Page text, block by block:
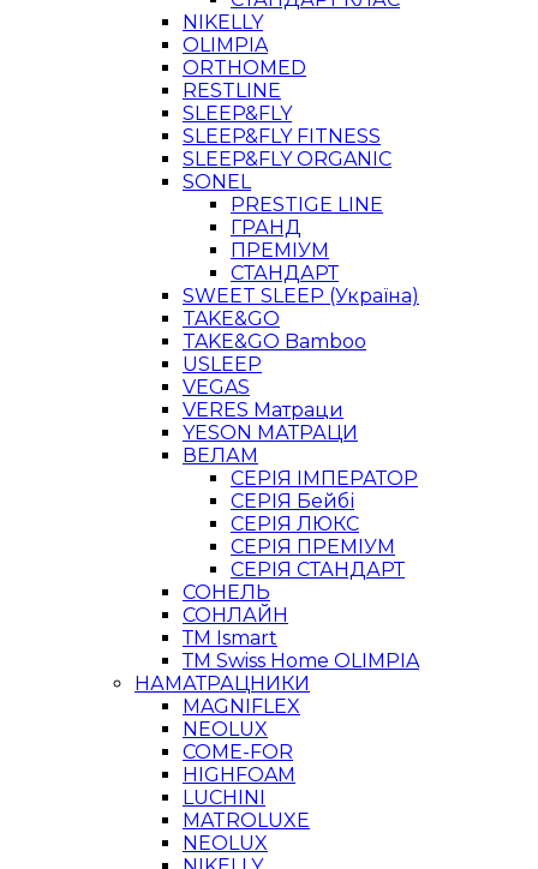
NIKELLY
OLIMPIA
ORTHOMED
RESTLINE
SLEEP&FLY
SLEEP&FLY FITNESS
SLEEP&FLY ORGANIC
SONEL
PRESTIGE LINE
ГРАНД
ПРЕМІУМ
СТАНДАРТ
SWEET SLEEP (Україна)
TAKE&GO
TAKE&GO Bamboo
USLEEP
VEGAS
VERES Матраци
YESON МАТРАЦИ
ВЕЛАМ
СЕРІЯ ІМПЕРАТОР
СЕРІЯ Бейбі
СЕРІЯ ЛЮКС
СЕРІЯ ПРЕМІУМ
СЕРІЯ СТАНДАРТ
СОНЕЛЬ
СОНЛАЙН
ТМ Ismart
ТМ Swiss Home OLIMPIA
НАМАТРАЦНИКИ
MAGNIFLEX
NEOLUX
COME-FOR
HIGHFOAM
LUCHINI
MATROLUXE
NEOLUX